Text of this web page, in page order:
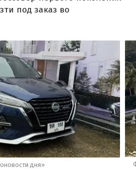
под заказ во
дня»